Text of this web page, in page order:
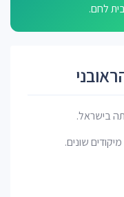
לחם.
בישראל.